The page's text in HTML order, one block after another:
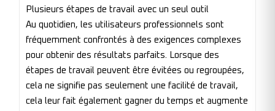
Plusieurs étapes de travail avec un seul outil
Au quotidien, les utilisateurs professionnels sont
fréquemment confrontés à des exigences complexes
pour obtenir des résultats parfaits. Lorsque des
étapes de travail peuvent être évitées ou regroupées,
cela ne signifie pas seulement une facilité de travail,
cela leur fait également gagner du temps et augmente